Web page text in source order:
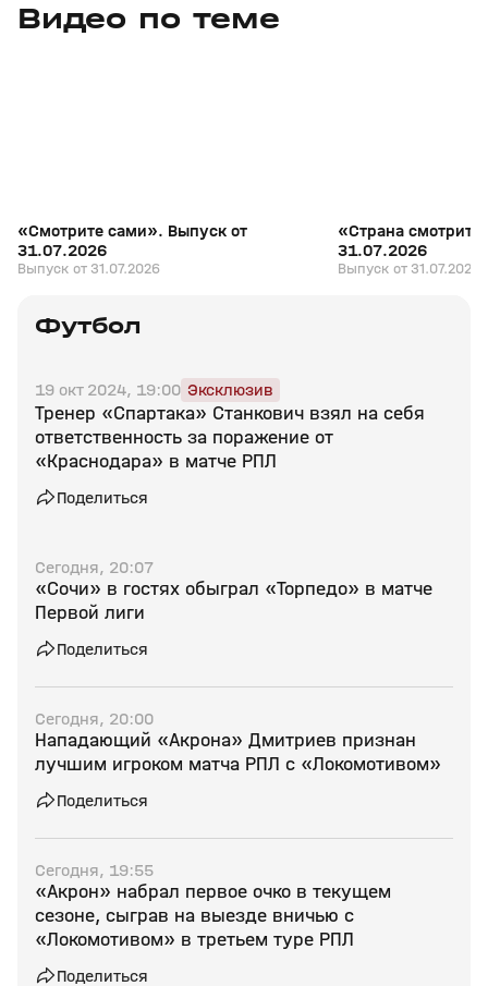
Видео по теме
31 июл, 17:10
«Смотрите сами». Выпуск от
31.07.2026
Выпуск от 31.07.2026
«Страна смотрит
31.07.2026
Выпуск от 31.07.2026
Футбол
19 окт 2024, 19:00 Эксклюзив
Тренер «Спартака» Станкович взял на себя
ответственность за поражение от
«Краснодара» в матче РПЛ
Поделиться
Сегодня, 20:07
«Сочи» в гостях обыграл «Торпедо» в матче
Первой лиги
Поделиться
Сегодня, 20:00
Нападающий «Акрона» Дмитриев признан
лучшим игроком матча РПЛ с «Локомотивом»
Поделиться
Сегодня, 19:55
«Акрон» набрал первое очко в текущем
сезоне, сыграв на выезде вничью с
«Локомотивом» в третьем туре РПЛ
Поделиться